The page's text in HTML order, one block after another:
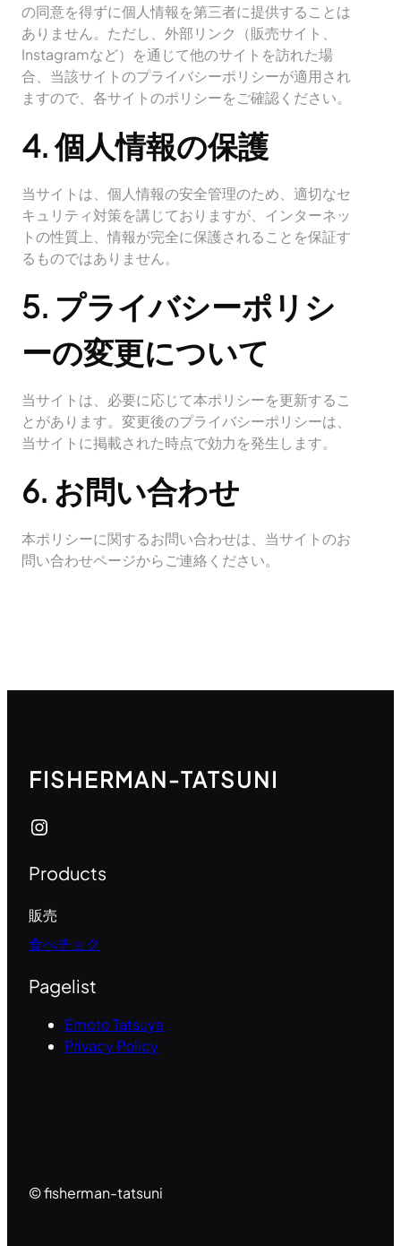
の同意を得ずに個人情報を第三者に提供することは
ありません。ただし、外部リンク（販売サイト、
Instagramなど）を通じて他のサイトを訪れた場
合、当該サイトのプライバシーポリシーが適用され
ますので、各サイトのポリシーをご確認ください。
4. 個人情報の保護
当サイトは、個人情報の安全管理のため、適切なセ
キュリティ対策を講じておりますが、インターネッ
トの性質上、情報が完全に保護されることを保証す
るものではありません。
5. プライバシーポリシ
ーの変更について
当サイトは、必要に応じて本ポリシーを更新するこ
とがあります。変更後のプライバシーポリシーは、
当サイトに掲載された時点で効力を発生します。
6. お問い合わせ
本ポリシーに関するお問い合わせは、当サイトのお
問い合わせページからご連絡ください。
FISHERMAN-TATSUNI
Instagram
Products
販売
食べチョク
Pagelist
Emoto Tatsuya
Privacy Policy
© fisherman-tatsuni